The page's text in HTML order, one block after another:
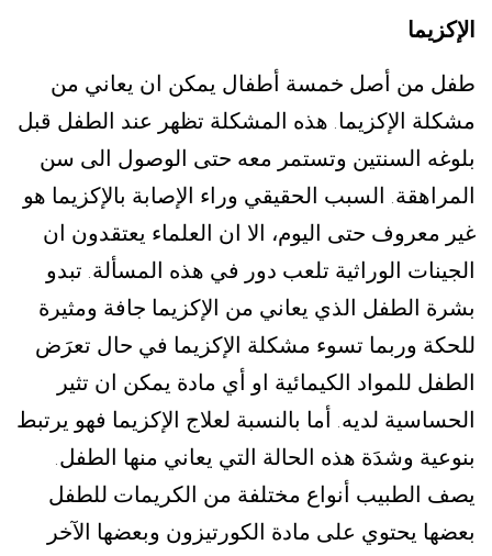
الإكزيما
طفل من أصل خمسة أطفال يمكن ان يعاني من
مشكلة الإكزيما. هذه المشكلة تظهر عند الطفل قبل
بلوغه السنتين وتستمر معه حتى الوصول الى سن
المراهقة.
السبب الحقيقي وراء الإصابة بالإكزيما هو
غير معروف حتى اليوم، الا ان العلماء يعتقدون ان
الجينات الوراثية تلعب دور في هذه المسألة. تبدو
بشرة الطفل الذي يعاني من الإكزيما جافة ومثيرة
للحكة وربما تسوء مشكلة الإكزيما في حال تعرَض
الطفل للمواد الكيمائية او أي مادة يمكن ان تثير
الحساسية لديه.
أما بالنسبة لعلاج الإكزيما فهو يرتبط
بنوعية وشدَة هذه الحالة التي يعاني منها الطفل.
يصف الطبيب أنواع مختلفة من الكريمات للطفل
بعضها يحتوي على مادة الكورتيزون وبعضها الآخر